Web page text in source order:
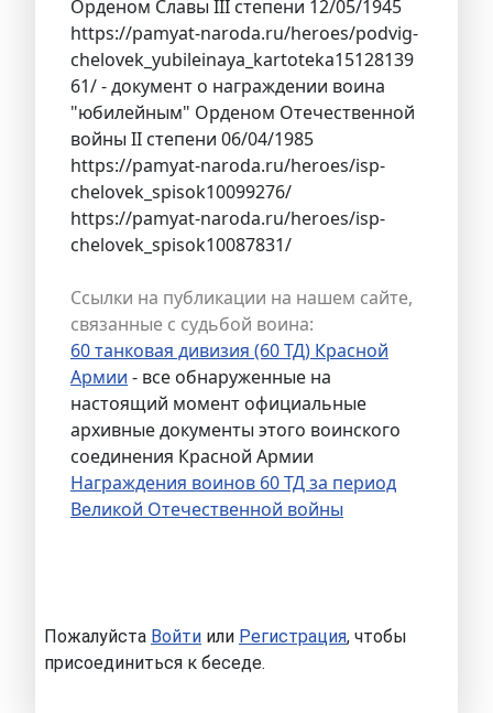
Орденом Cлавы III степени 12/05/1945
https://pamyat-naroda.ru/heroes/podvig-
chelovek_yubileinaya_kartoteka15128139
61/ - документ о награждении воина
"юбилейным" Орденом Отечественной
войны II степени 06/04/1985
https://pamyat-naroda.ru/heroes/isp-
chelovek_spisok10099276/
https://pamyat-naroda.ru/heroes/isp-
chelovek_spisok10087831/
Ссылки на публикации на нашем сайте,
связанные с судьбой воина:
60 танковая дивизия (60 ТД) Красной
Армии - все обнаруженные на
настоящий момент официальные
архивные документы этого воинского
соединения Красной Армии
Награждения воинов 60 ТД за период
Великой Отечественной войны
Пожалуйста Войти или Регистрация, чтобы
присоединиться к беседе.